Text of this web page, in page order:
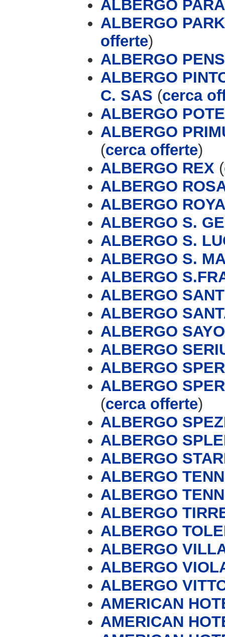
ALBERGO
ALBERGO
offerte)
ALBERGO
ALBERGO
C. SAS (cerca
ALBERGO
ALBERGO
(cerca offerte)
ALBERGO REX (
ALBERGO
ALBERGO
ALBERGO S.
ALBERGO S.
ALBERGO S.
ALBERGO
ALBERGO
ALBERGO
ALBERGO
ALBERGO
ALBERGO
ALBERGO
(cerca offerte)
ALBERGO
ALBERGO
ALBERGO
ALBERGO
ALBERGO
ALBERGO
ALBERGO
ALBERGO
ALBERGO
ALBERGO
AMERICAN
AMERICAN